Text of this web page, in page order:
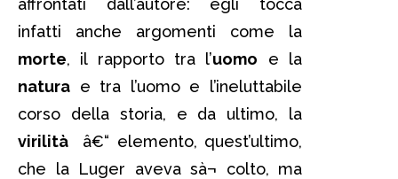
affrontati dall’autore: egli tocca
infatti anche argomenti come la
morte, il rapporto tra l’uomo e la
natura e tra l’uomo e l’ineluttabile
corso della storia, e da ultimo, la
virilità
â€“ elemento, quest’ultimo,
che la Luger aveva sà¬ colto, ma